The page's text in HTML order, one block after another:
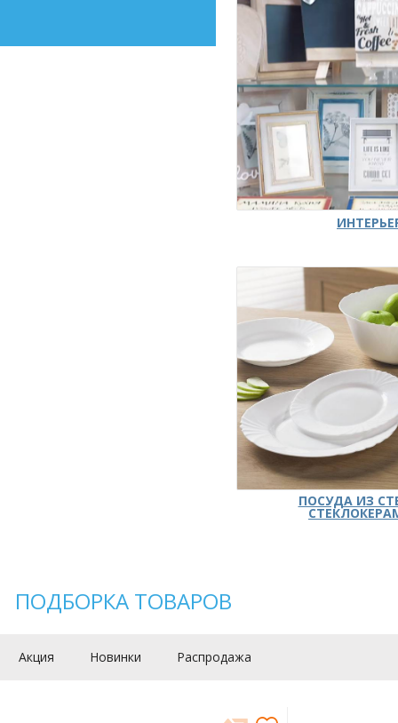
ПОСУДА ИЗ
ПОДБОРКА ТОВАРОВ
Акция Новинки Распродажа